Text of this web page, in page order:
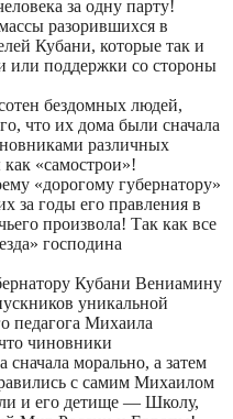
за одну парту!
разорившихся в
Кубани, которые так и
или поддержки со стороны
бездомных людей,
что их дома были сначала
различных
«самострои»!
«дорогому губернатору»
за годы его правления в
произвола! Так как все
господина
Кубани Вениамину
уникальной
педагога Михаила
чиновники
морально, а затем
с самим Михаилом
и его детище — Школу,